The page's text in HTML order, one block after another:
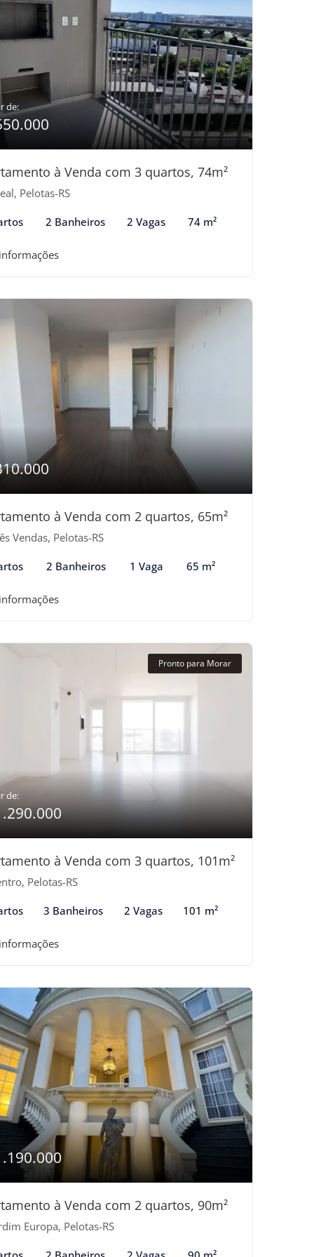
de:
à Venda com 3 quartos, 74m²
Pelotas-RS
2 Banheiros 2 Vagas 74 m²
à Venda com 2 quartos, 65m²
Vendas, Pelotas-RS
2 Banheiros 1 Vaga 65 m²
Pronto para Morar
de:
à Venda com 3 quartos, 101m²
Pelotas-RS
3 Banheiros 2 Vagas 101 m²
à Venda com 2 quartos, 90m²
Europa, Pelotas-RS